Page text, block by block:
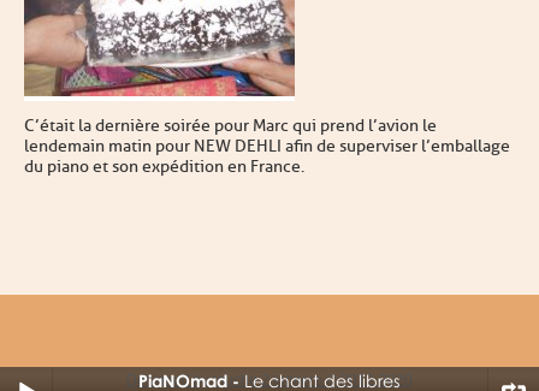
C’était la dernière soirée pour Marc qui prend l’avion le
lendemain matin pour NEW DEHLI afin de superviser l’emballage
du piano et son expédition en France.
PiaNOmad Le chant des libres
Designed by touche 2 lumiere © 2012-2020